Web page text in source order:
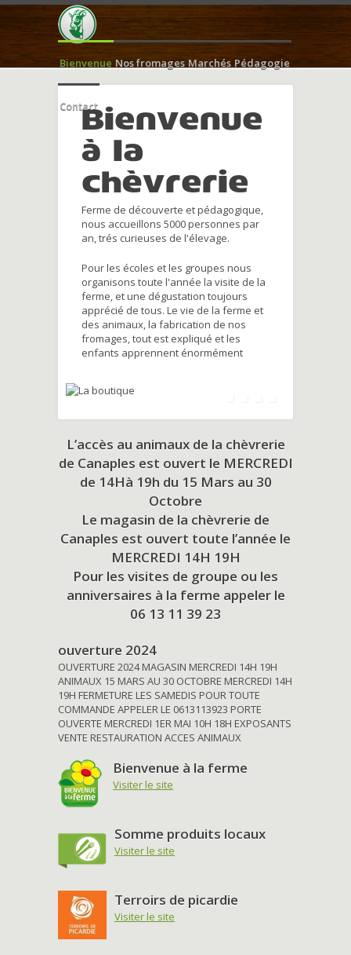
Bienvenue Nos fromages Marchés Pédagogie
ContactBienvenue
à la
chèvrerie
Ferme de découverte et pédagogique,
nous accueillons 5000 personnes par
an, trés curieuses de l'élevage.
Pour les écoles et les groupes nous
organisons toute l'année la visite de la
ferme, et une dégustation toujours
apprécié de tous. Le vie de la ferme et
des animaux, la fabrication de nos
fromages, tout est expliqué et les
enfants apprennent énormément
L’accès au animaux de la chèvrerie
de Canaples est ouvert le MERCREDI
de 14Hà 19h du 15 Mars au 30
Octobre
Le magasin de la chèvrerie de
Canaples est ouvert toute l’année le
MERCREDI 14H 19H
Pour les visites de groupe ou les
anniversaires à la ferme appeler le
06 13 11 39 23
ouverture 2024
OUVERTURE 2024 MAGASIN MERCREDI 14H 19H
ANIMAUX 15 MARS AU 30 OCTOBRE MERCREDI 14H
19H FERMETURE LES SAMEDIS POUR TOUTE
COMMANDE APPELER LE 0613113923 PORTE
OUVERTE MERCREDI 1ER MAI 10H 18H EXPOSANTS
VENTE RESTAURATION ACCES ANIMAUX
Bienvenue à la ferme
Visiter le site
Somme produits locaux
Visiter le site
Terroirs de picardie
Visiter le site